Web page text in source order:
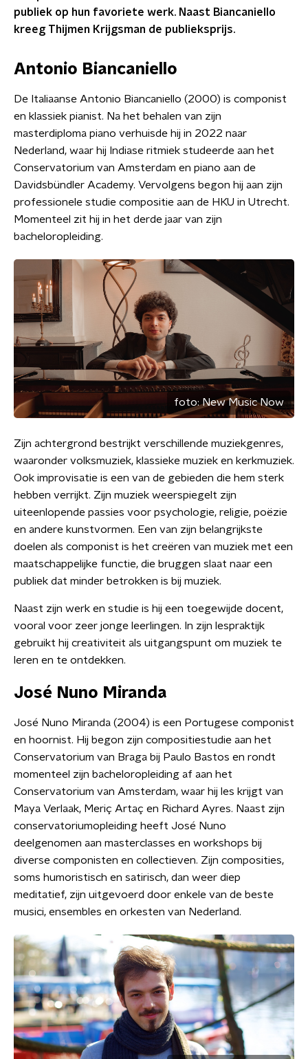
publiek op hun favoriete werk. Naast Biancaniello
kreeg Thijmen Krijgsman de publieksprijs.
Antonio Biancaniello
De Italiaanse Antonio Biancaniello (2000) is componist
en klassiek pianist. Na het behalen van zijn
masterdiploma piano verhuisde hij in 2022 naar
Nederland, waar hij Indiase ritmiek studeerde aan het
Conservatorium van Amsterdam en piano aan de
Davidsbündler Academy. Vervolgens begon hij aan zijn
professionele studie compositie aan de HKU in Utrecht.
Momenteel zit hij in het derde jaar van zijn
bacheloropleiding.
foto:New Music Now
Zijn achtergrond bestrijkt verschillende muziekgenres,
waaronder volksmuziek, klassieke muziek en kerkmuziek.
Ook improvisatie is een van de gebieden die hem sterk
hebben verrijkt. Zijn muziek weerspiegelt zijn
uiteenlopende passies voor psychologie, religie, poëzie
en andere kunstvormen. Een van zijn belangrijkste
doelen als componist is het creëren van muziek met een
maatschappelijke functie, die bruggen slaat naar een
publiek dat minder betrokken is bij muziek.
Naast zijn werk en studie is hij een toegewijde docent,
vooral voor zeer jonge leerlingen. In zijn lespraktijk
gebruikt hij creativiteit als uitgangspunt om muziek te
leren en te ontdekken.
José Nuno Miranda
José Nuno Miranda (2004) is een Portugese componist
en hoornist. Hij begon zijn compositiestudie aan het
Conservatorium van Braga bij Paulo Bastos en rondt
momenteel zijn bacheloropleiding af aan het
Conservatorium van Amsterdam, waar hij les krijgt van
Maya Verlaak, Meriç Artaç en Richard Ayres. Naast zijn
conservatoriumopleiding heeft José Nuno
deelgenomen aan masterclasses en workshops bij
diverse componisten en collectieven. Zijn composities,
soms humoristisch en satirisch, dan weer diep
meditatief, zijn uitgevoerd door enkele van de beste
musici, ensembles en orkesten van Nederland.